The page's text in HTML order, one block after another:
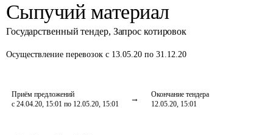
Сыпучий материал
Государственный тендер, Запрос котировок
Осуществление перевозок с 13.05.20 по 31.12.20
Приём предложений
с 24.04.20, 15:01 по 12.05.20, 15:01
Окончание тендера
12.05.20, 15:01